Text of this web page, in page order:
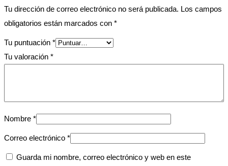
Tu dirección de correo electrónico no será publicada. Los campos
obligatorios están marcados con *
Tu puntuación *
Tu valoración *
Nombre *
Correo electrónico *
Guarda mi nombre, correo electrónico y web en este